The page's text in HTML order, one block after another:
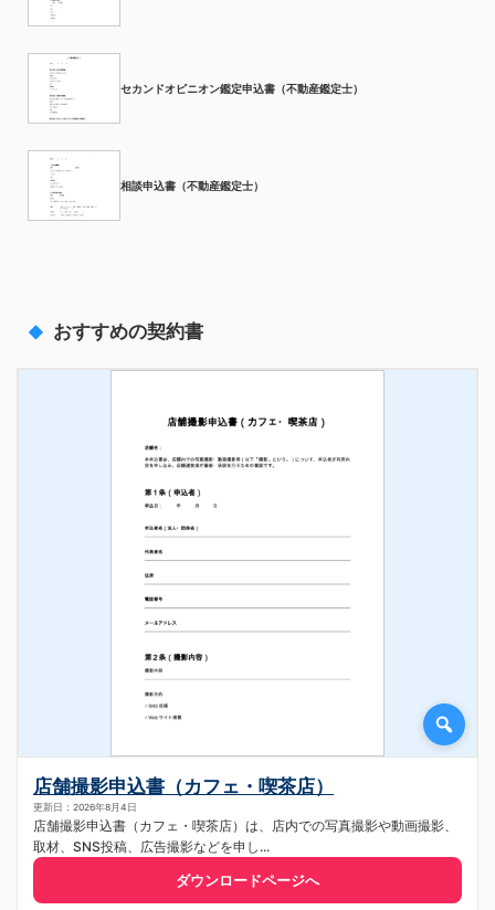
セカンドオピニオン鑑定申込書（不動産鑑定士）
相談申込書（不動産鑑定士）
おすすめの契約書
店舗撮影申込書（カフェ・喫茶店）
更新日：2026年8月4日
店舗撮影申込書（カフェ・喫茶店）は、店内での写真撮影や動画撮影、
取材、SNS投稿、広告撮影などを申し...
ダウンロードページへ